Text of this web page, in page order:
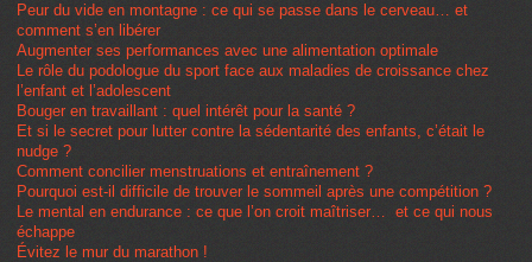
Peur du vide en montagne : ce qui se passe dans le cerveau… et
comment s’en libérer
Augmenter ses performances avec une alimentation optimale
Le rôle du podologue du sport face aux maladies de croissance chez
l’enfant et l’adolescent
Bouger en travaillant : quel intérêt pour la santé ?
Et si le secret pour lutter contre la sédentarité des enfants, c’était le
nudge ?
Comment concilier menstruations et entraînement ?
Pourquoi est-il difficile de trouver le sommeil après une compétition ?
Le mental en endurance : ce que l’on croit maîtriser… et ce qui nous
échappe
Évitez le mur du marathon !